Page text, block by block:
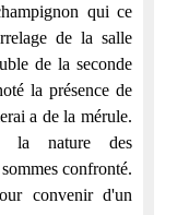
qui ce
de la salle
de la seconde
la présence de
a de la mérule.
la nature des
confronté.
convenir d'un